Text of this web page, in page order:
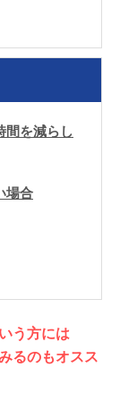
間を減らし
場合
う方には
るのもオスス